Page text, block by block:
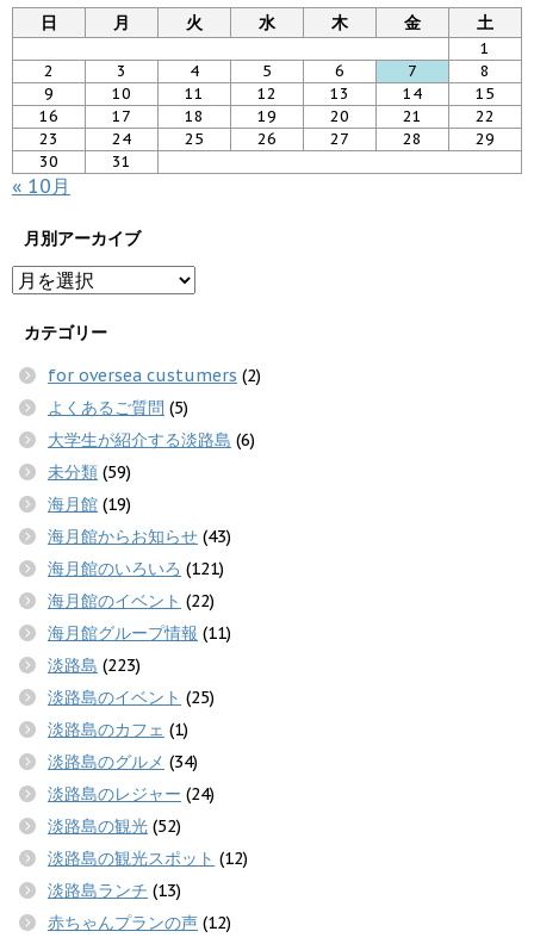
日 月 火 水 木 金 土
1
2
3 4 5 6 7
8
9
10 11 12 13 14
15
16
17 18 19 20 21
22
23
24 25 26 27 28
29
30
31
« 10月
月別アーカイブ
カテゴリー
for oversea custumers (2)
よくあるご質問 (5)
大学生が紹介する淡路島 (6)
未分類 (59)
海月館 (19)
海月館からお知らせ (43)
海月館のいろいろ (121)
海月館のイベント (22)
海月館グループ情報 (11)
淡路島 (223)
淡路島のイベント (25)
淡路島のカフェ (1)
淡路島のグルメ (34)
淡路島のレジャー (24)
淡路島の観光 (52)
淡路島の観光スポット (12)
淡路島ランチ (13)
赤ちゃんプランの声 (12)